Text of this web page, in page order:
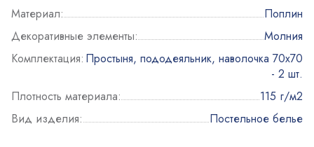
Материал:
Поплин
Декоративные элементы:
Молния
Комплектация: Простыня, пододеяльник, наволочка 70х70
- 2 шт.
Плотность материала:
115 г/м2
Вид изделия:
Постельное белье